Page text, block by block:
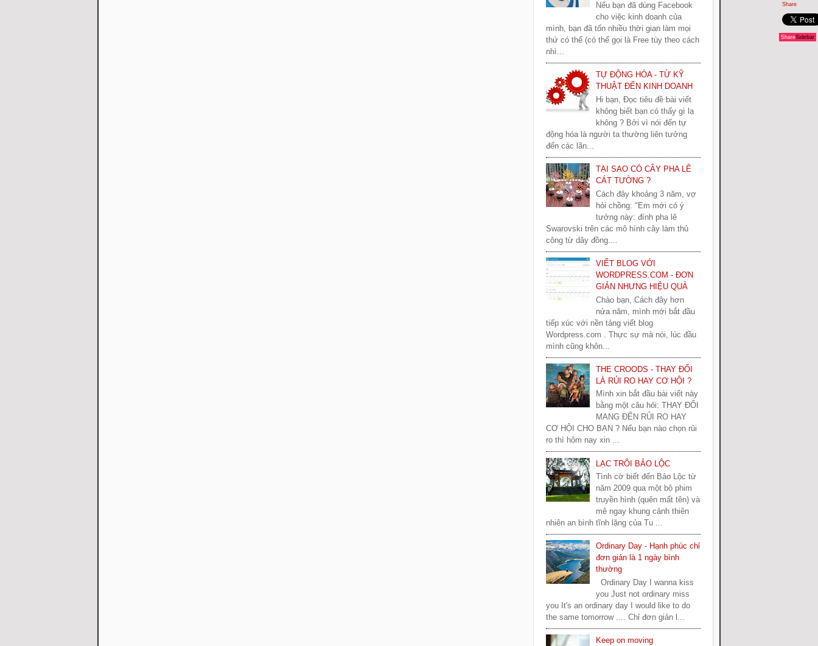
Share
ShareSidebar
Nếu bạn đã dùng Facebook
cho việc kinh doanh của
mình, bạn đã tốn nhiều thời gian làm mọi
thứ có thể (có thể gọi là Free tùy theo cách
nhì...
TỰ ĐỘNG HÓA - TỪ KỸ
THUẬT ĐẾN KINH DOANH
Hi bạn, Đọc tiêu đề bài viết
không biết bạn có thấy gì lạ
không ? Bởi vì nói đến tự
động hóa là người ta thường liên tưởng
đến các lãn...
TẠI SAO CÓ CÂY PHA LÊ
CÁT TƯỜNG ?
Cách đây khoảng 3 năm, vợ
hỏi chồng: "Em mới có ý
tưởng này: đính pha lê
Swarovski trên các mô hình cây làm thủ
công từ dây đồng....
VIẾT BLOG VỚI
WORDPRESS.COM - ĐƠN
GIẢN NHƯNG HIỆU QUẢ
Chào bạn, Cách đây hơn
nửa năm, mình mới bắt đầu
tiếp xúc với nền tảng viết blog
Wordpress.com . Thực sự mà nói, lúc đầu
mình cũng khôn...
THE CROODS - THAY ĐỔI
LÀ RỦI RO HAY CƠ HỘI ?
Mình xin bắt đầu bài viết này
bằng một câu hỏi: THAY ĐỔI
MANG ĐẾN RỦI RO HAY
CƠ HỘI CHO BẠN ? Nếu bạn nào chọn rủi
ro thì hôm nay xin ...
LẠC TRÔI BẢO LỘC
Tình cờ biết đến Bảo Lộc từ
năm 2009 qua một bộ phim
truyền hình (quên mất tên) và
mê ngay khung cảnh thiên
nhiên an bình tĩnh lặng của Tu ...
Ordinary Day - Hạnh phúc chỉ
đơn giản là 1 ngày bình
thường
Ordinary Day I wanna kiss
you Just not ordinary miss
you It's an ordinary day I would like to do
the same tomorrow .... Chỉ đơn giản l...
Keep on moving